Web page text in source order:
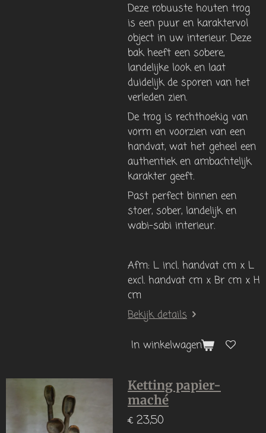
Deze robuuste houten trog
is een puur en karaktervol
object in uw interieur. Deze
bak heeft een sobere,
landelijke look en laat
duidelijk de sporen van het
verleden zien.
De trog is rechthoekig van
vorm en voorzien van een
handvat, wat het geheel een
authentiek en ambachtelijk
karakter geeft.
Past perfect binnen een
stoer, sober, landelijk en
wabi-sabi interieur.
Afm: L incl. handvat cm x L
excl. handvat cm x Br cm x H
cm
Bekijk details
In winkelwagen
Ketting papier-
maché
€ 23,50